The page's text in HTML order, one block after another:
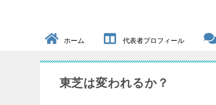
ホーム 代表者プロフィール
東芝は変われるか？